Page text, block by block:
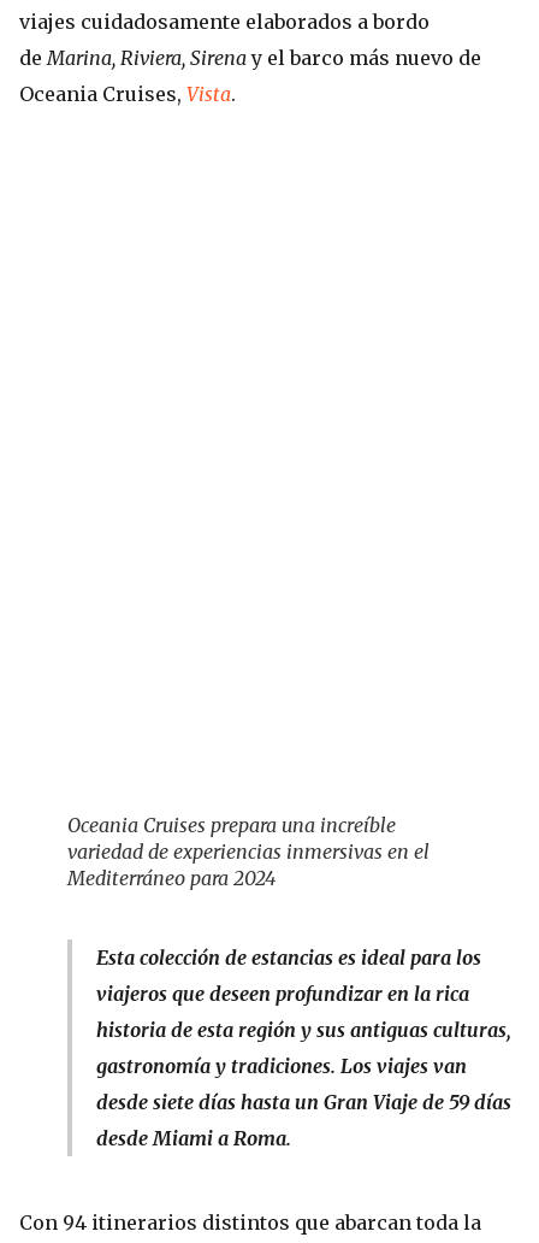
viajes cuidadosamente elaborados a bordo
deMarina, Riviera, Sirenay el barco más nuevo de
Oceania Cruises, Vista.
Oceania Cruises prepara una increíble
variedad de experiencias inmersivas en el
Mediterráneo para 2024
Esta colección de estancias es ideal para los
viajeros que deseen profundizar en la rica
historia de esta región y sus antiguas culturas,
gastronomía y tradiciones. Los viajes van
desde siete días hasta un Gran Viaje de 59 días
desde Miami a Roma.
Con 94 itinerarios distintos que abarcan toda la